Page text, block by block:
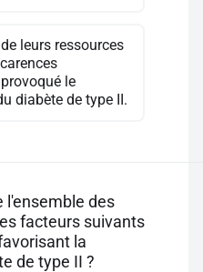
leurs ressources
le
diabète de type II.
l'ensemble des
facteurs suivants
la
de type II ?